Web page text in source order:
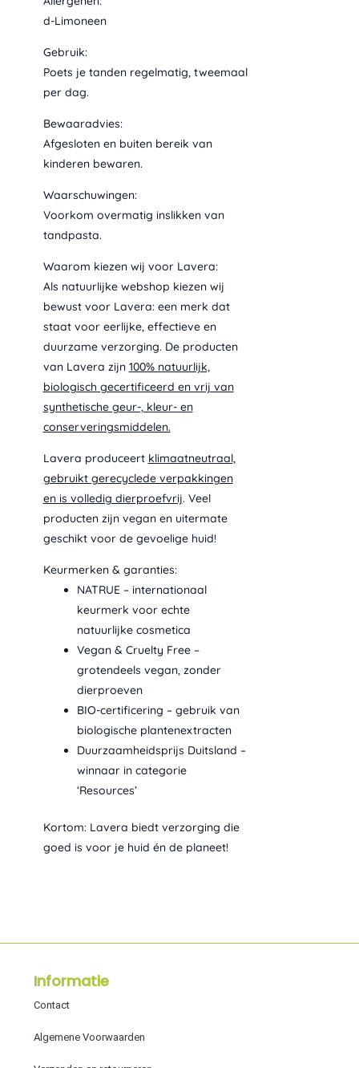
d-Limoneen
Gebruik:
Poets je tanden regelmatig, tweemaal
per dag.
Bewaaradvies:
Afgesloten en buiten bereik van
kinderen bewaren.
Waarschuwingen:
Voorkom overmatig inslikken van
tandpasta.
Waarom kiezen wij voor Lavera:
Als natuurlijke webshop kiezen wij
bewust voor Lavera: een merk dat
staat voor eerlijke, effectieve en
duurzame verzorging. De producten
van Lavera zijn 100% natuurlijk,
biologisch gecertificeerd en vrij van
synthetische geur-, kleur- en
conserveringsmiddelen.
Lavera produceert klimaatneutraal,
gebruikt gerecyclede verpakkingen
en is volledig dierproefvrij. Veel
producten zijn vegan en uitermate
geschikt voor de gevoelige huid!
Keurmerken & garanties:
NATRUE – internationaal
keurmerk voor echte
natuurlijke cosmetica
Vegan & Cruelty Free –
grotendeels vegan, zonder
dierproeven
BIO-certificering – gebruik van
biologische plantenextracten
Duurzaamheidsprijs Duitsland –
winnaar in categorie
‘Resources’
Kortom: Lavera biedt verzorging die
goed is voor je huid én de planeet!
Informatie
Contact
Algemene Voorwaarden